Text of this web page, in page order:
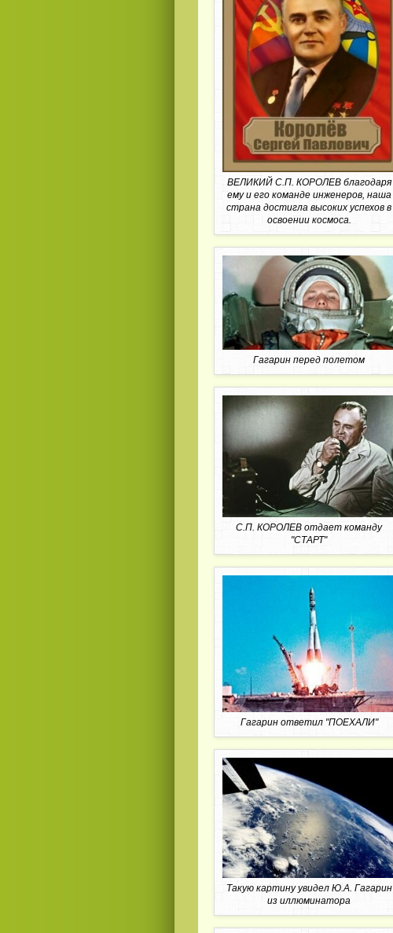
ВЕЛИКИЙ С.П. КОРОЛЕВ благодаря
ему и его команде инженеров, наша
страна достигла высоких успехов в
освоении космоса.
Гагарин перед полетом
С.П. КОРОЛЕВ отдает команду
"СТАРТ"
Гагарин ответил "ПОЕХАЛИ"
Такую картину увидел Ю.А. Гагарин
из иллюминатора